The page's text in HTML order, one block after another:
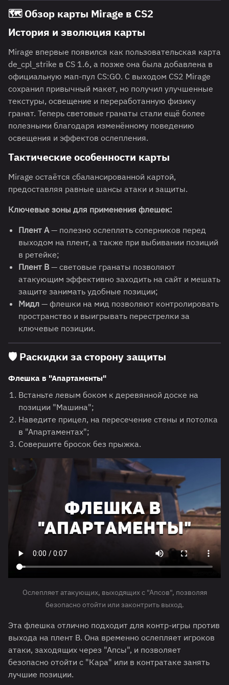
🗺️Обзор карты Mirage в CS2
История и эволюция карты
Mirage впервые появился как пользовательская карта
de_cpl_strike в CS 1.6, а позже она была добавлена в
официальную мап-пул CS:GO. С выходом CS2 Mirage
сохранил привычный макет, но получил улучшенные
текстуры, освещение и переработанную физику
гранат. Теперь световые гранаты стали ещё более
полезными благодаря изменённому поведению
освещения и эффектов ослепления.
Тактические особенности карты
Mirage остаётся сбалансированной картой,
предоставляя равные шансы атаки и защиты.
Ключевые зоны для применения флешек:
Плент A— полезно ослеплять соперников перед
выходом на плент, а также при выбивании позиций
в ретейке;
Плент B — световые гранаты позволяют
атакующим эффективно заходить на сайт и мешать
защите занимать удобные позиции;
Мидл — флешки на мид позволяют контролировать
пространство и выигрывать перестрелки за
ключевые позиции.
🛡️ Раскидки за сторону защиты
Флешка в "Апартаменты"
Встаньте левым боком к деревянной доске на
позиции "Машина";
Наведите прицел, на пересечение стены и потолка
в "Апартаментах";
Совершите бросок без прыжка.
Ослепляет атакующих, выходящих с "Апсов", позволяя
безопасно отойти или законтрить выход.
Эта флешка отлично подходит для контр-игры против
выхода на плент B. Она временно ослепляет игроков
атаки, заходящих через "Апсы", и позволяет
безопасно отойти с "Кара" или в контратаке занять
лучшие позиции.